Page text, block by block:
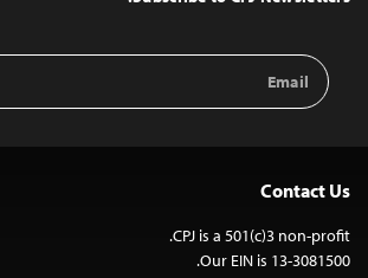
Email
Address
Contact Us
CPJ is a 501(c)3 non-profit.
Our EIN is 13-3081500.